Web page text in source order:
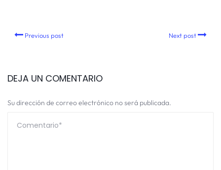
Previous post Next post
DEJA UN COMENTARIO
Su dirección de correo electrónico no será publicada.